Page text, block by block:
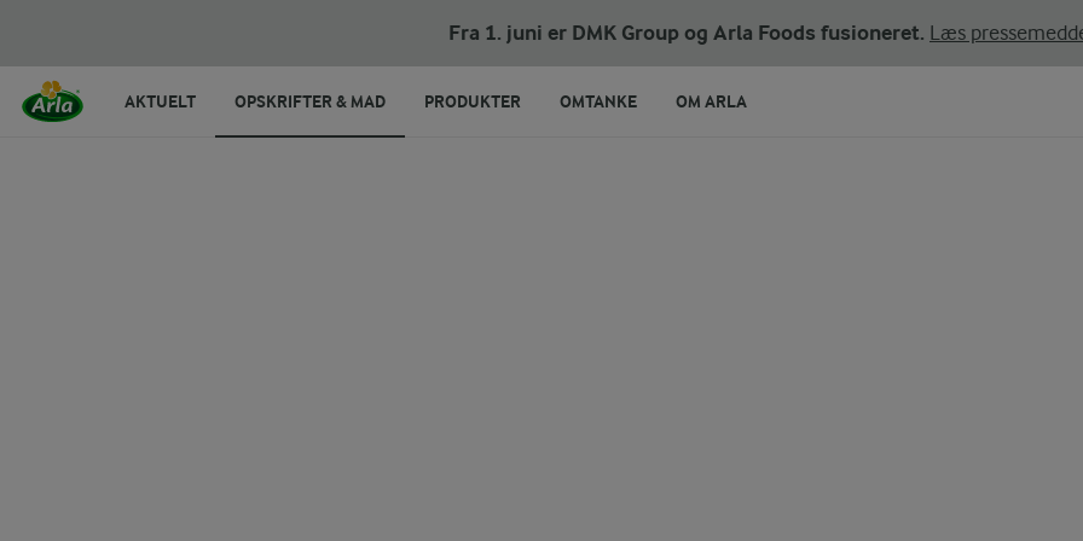
Fra 1. juni er DMK Group og Arla Foods fusioneret. Læs
AKTUELT OPSKRIFTER & MAD PRODUKTER OMTANKE OM ARLA